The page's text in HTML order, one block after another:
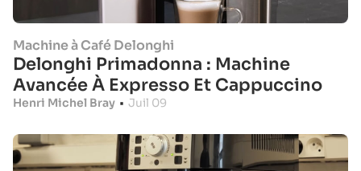
Machine à Café Delonghi
Delonghi Primadonna : Machine
Avancée À Expresso Et Cappuccino
Henri Michel Bray • Juil 09